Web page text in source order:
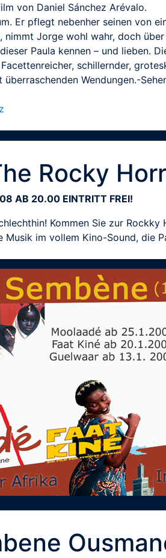
von Daniel Sánchez Arévalo.
Er pflegt nebenher seinen von
nimmt Jorge wohl wahr, doch
Paula kennen – und lieben.
schillernder,
Wendungen.-
Rocky
AB 20.00 EINTRITT FREI!
Kommen Sie zur
im vollem Kino-Sound, die